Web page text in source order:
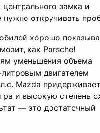
замка и
нужно откручивать
хорошо
как Porsche!
уменьшения объема
литровым двигателем
Mazda
и высокую степень
— это достаточный